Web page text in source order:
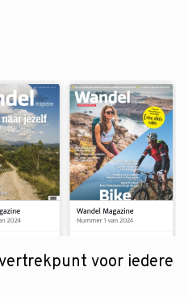
voor iedere